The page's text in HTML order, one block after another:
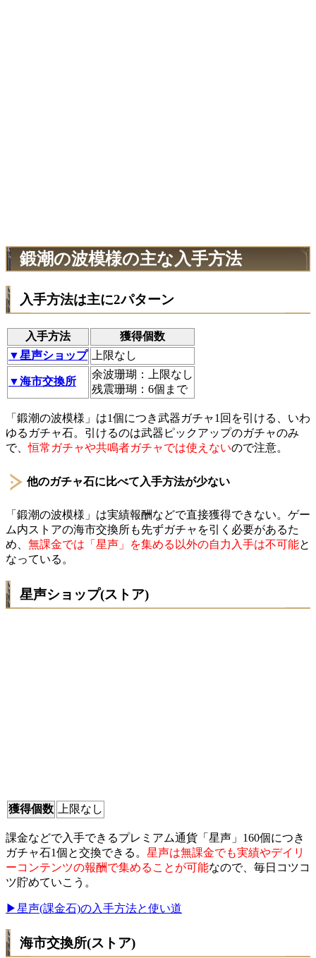
鍛潮の波模様の主な入手方法
入手方法は主に2パターン
入手方法
獲得個数
▼星声ショップ 上限なし
▼海市交換所
余波珊瑚：上限なし
残震珊瑚：6個まで
「鍛潮の波模様」は1個につき武器ガチャ1回を引ける、いわ
ゆるガチャ石。引けるのは武器ピックアップのガチャのみ
で、恒常ガチャや共鳴者ガチャでは使えないので注意。
他のガチャ石に比べて入手方法が少ない
「鍛潮の波模様」は実績報酬などで直接獲得できない。ゲー
ム内ストアの海市交換所も先ずガチャを引く必要があるた
め、 無課金では「星声」を集める以外の自力入手は不可能と
なっている。
星声ショップ(ストア)
獲得個数 上限なし
課金などで入手できるプレミアム通貨「星声」160個につき
ガチャ石1個と交換できる。 星声は無課金でも実績やデイリ
ーコンテンツの報酬で集めることが可能なので、毎日コツコ
ツ貯めていこう。
▶星声(課金石)の入手方法と使い道
海市交換所(ストア)